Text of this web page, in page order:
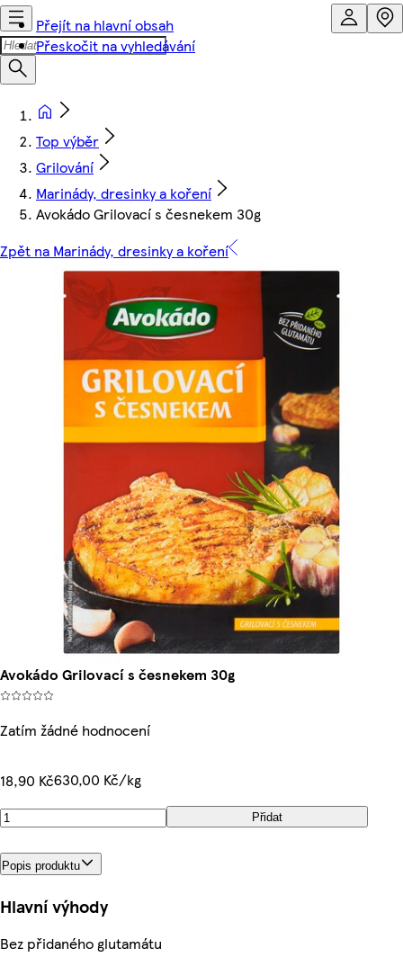
Přejít na hlavní obsah
Přeskočit na vyhledávání
Top výběr
Grilování
Marinády, dresinky a koření
Avokádo Grilovací s česnekem 30g
Zpět na Marinády, dresinky a koření
Avokádo Grilovací s česnekem 30g
Zatím žádné hodnocení
18,90 Kč630,00 Kč/kg
Přidat
Popis produktu
Hlavní výhody
Bez přidaného glutamátu